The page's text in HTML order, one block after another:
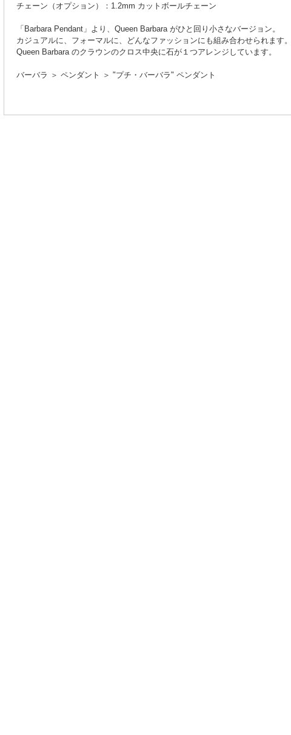
チェーン（オプション）：1.2mm カットボールチェーン
「Barbara Pendant」より、Queen Barbara がひと回り小さなバージョン。
カジュアルに、フォーマルに、どんなファッションにも組み合わせられます。
Queen Barbara のクラウンのクロス中央に石が１つアレンジしています。
バーバラ ＞ ペンダント ＞ "プチ・バーバラ" ペンダント